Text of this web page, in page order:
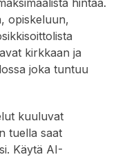
hintaa.
opiskeluun,
kirkkaan ja
joka tuntuu
kuuluvat
tuella saat
Käytä AI-